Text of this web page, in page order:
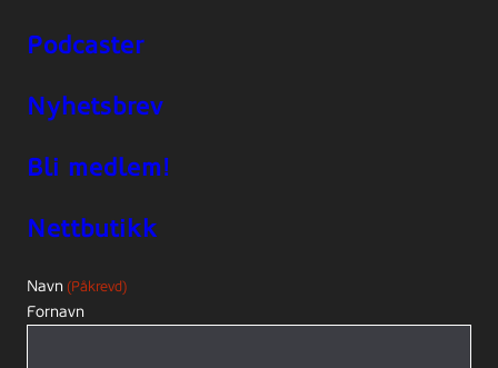
Podcaster
Nyhetsbrev
Bli medlem!
Nettbutikk
Navn (Påkrevd)
Fornavn